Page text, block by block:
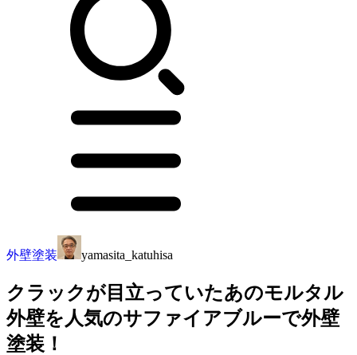
外壁塗装 yamasita_katuhisa
クラックが目立っていたあのモルタル
外壁を人気のサファイアブルーで外壁
塗装！